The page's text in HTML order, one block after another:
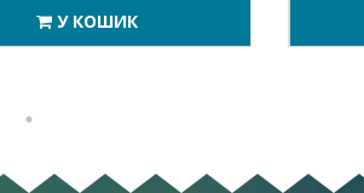
У КОШИК